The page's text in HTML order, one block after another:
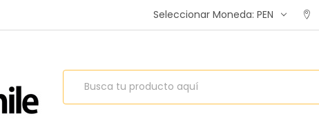
Seleccionar Moneda:PEN
Buscar